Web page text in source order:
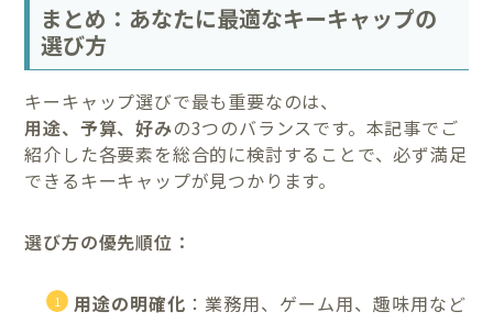
まとめ：あなたに最適なキーキャップの
選び方
キーキャップ選びで最も重要なのは、
用途、予算、好みの3つのバランスです。本記事でご
紹介した各要素を総合的に検討することで、必ず満足
できるキーキャップが見つかります。
選び方の優先順位：
用途の明確化 ：業務用、ゲーム用、趣味用など